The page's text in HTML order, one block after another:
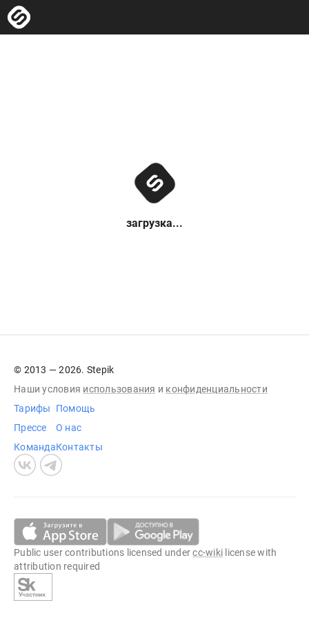
загрузка...
© 2013 — 2026. Stepik
Наши условия использования и конфиденциальности
Тарифы
Прессе
Команда
Помощь
О нас
Контакты
Public user contributions licensed undercc-wiki license with
attribution required